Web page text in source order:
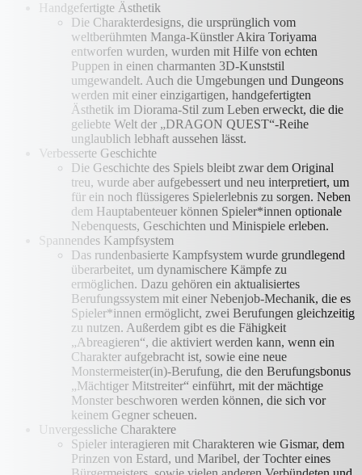
Handgefertigte Ästhetik
Die Charakterdesigns, die ursprünglich vom
weltberühmten Manga-Künstler Akira Toriyama
entworfen wurden, wurden mit Hilfe von echten
Puppen in einen charmanten 3D-Kunststil
umgewandelt. Auch die Umgebungen und Dungeons
werden mit einer einzigartigen, handgefertigten
Ästhetik im Diorama-Stil zum Leben erweckt, die die
geliebte Welt der „DRAGON QUEST“-Reihe
unglaublich lebhaft aussehen lässt.
Verbesserte Geschichte
Die Geschichte des Spiels bleibt zwar dem Original
treu, wurde aber aufgebessert und neu interpretiert, um
für ein noch flüssigeres Spielerlebnis zu sorgen. Neben
dem Hauptabenteuer können Spieler*innen optionale
Nebenquests, Geschichten und Minispiele erleben.
Spannendes Kampfsystem
Das rundenbasierte Kampfsystem wurde grundlegend
überarbeitet, um dynamischere Kämpfe zu
ermöglichen. Dazu gehören ein aktualisiertes
Berufungssystem mit einer Nebenjob-Mechanik, die es
Spieler*innen ermöglicht, zwei Berufungen gleichzeitig
zu nutzen. Außerdem gibt es die Fähigkeit
„Abreagieren“, die aktiviert werden kann, wenn ein
Charakter aufgebracht ist, sowie eine neue
Monstermeister(in)-Berufung, die den Berufungsbonus
„Mächtiger Mitstreiter“ einführt, mit der mächtige
Monster beschworen werden können, die sich vor
keinem Gegner scheuen.
Unvergessliche Charaktere
Spieler interagieren mit Charakteren wie Gismar, dem
Prinzen von Estard, und Maribel, der Tochter eines